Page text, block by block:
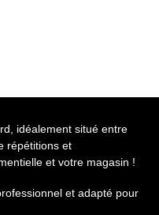
idéalement situé entre
répétitions et
et votre magasin !
et adapté pour